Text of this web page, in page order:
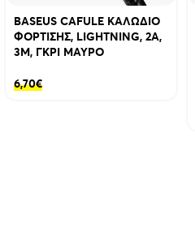
BASEUS CAFULE ΚΑΛΩΔΙΟ
ΦΟΡΤΙΣΗΣ, LIGHTNING, 2A,
3M, ΓΚΡΙ ΜΑΥΡΟ
6,70€